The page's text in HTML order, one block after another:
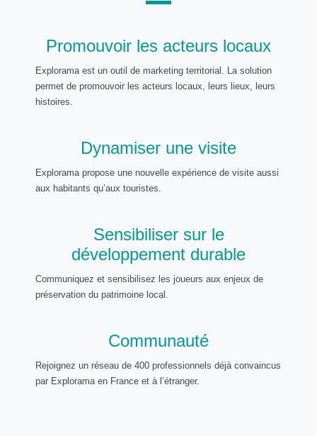
Promouvoir les acteurs locaux
Explorama est un outil de marketing territorial. La solution
permet de promouvoir les acteurs locaux, leurs lieux, leurs
histoires.
Dynamiser une visite
Explorama propose une nouvelle expérience de visite aussi
aux habitants qu’aux touristes.
Sensibiliser sur le
développement durable
Communiquez et sensibilisez les joueurs aux enjeux de
préservation du patrimoine local.
Communauté
Rejoignez un réseau de 400 professionnels déjà convaincus
par Explorama en France et à l’étranger.